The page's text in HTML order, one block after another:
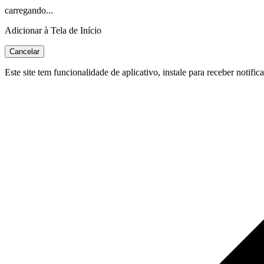
carregando...
Adicionar à Tela de Início
Cancelar
Este site tem funcionalidade de aplicativo, instale para receber